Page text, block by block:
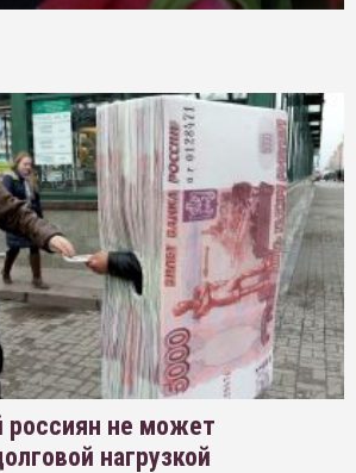
не может
нагрузкой